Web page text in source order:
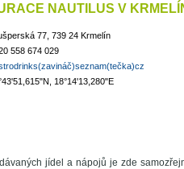
NAUTILUS V
77, 739 24 Krmelín
558 674 029
18°14'13,280"E
jídel a nápojů je zde